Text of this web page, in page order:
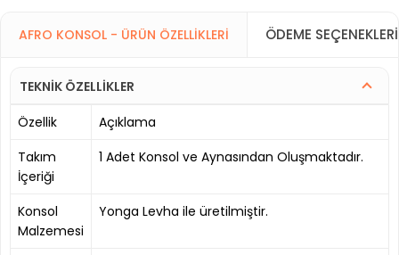
AFRO KONSOL - ÜRÜN ÖZELLIKLERI ÖDEME SEÇENEKLERI
TEKNİK ÖZELLİKLER
Özellik
Açıklama
Takım
İçeriği
1 Adet Konsol ve Aynasından Oluşmaktadır.
Konsol
Malzemesi
Yonga Levha ile üretilmiştir.